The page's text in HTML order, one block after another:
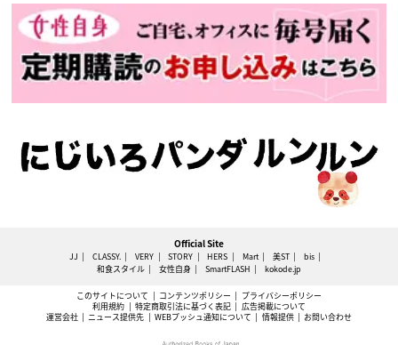
Official Site
JJ CLASSY. VERY STORY HERS Mart 美ST
bis
和食スタイル
女性自身 SmartFLASH kokode.jp
このサイトについて コンテンツポリシー
プライバシーポリシー
利用規約
特定商取引法に基づく表記
広告掲載について
運営会社
ニュース提供先 WEBプッシュ通知について 情報提供 お問い合わせ